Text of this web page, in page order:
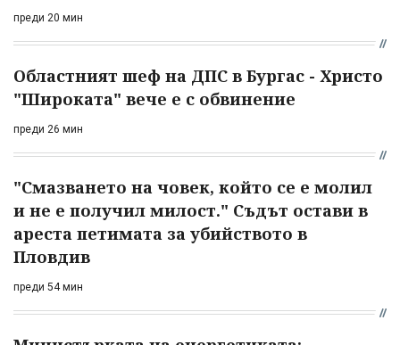
преди 20 мин
Областният шеф на ДПС в Бургас - Христо
"Широката" вече е с обвинение
преди 26 мин
"Смазването на човек, който се е молил
и не е получил милост." Съдът остави в
ареста петимата за убийството в
Пловдив
преди 54 мин